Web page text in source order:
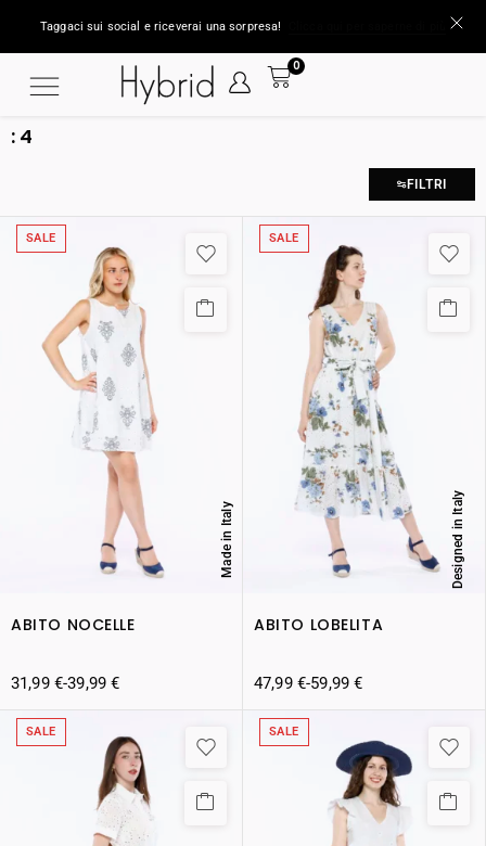
Taggaci sui social e riceverai una sorpresa!
0
: 4
FILTRI
SALE
ABITO NOCELLE
Made in Italy
31,99 €-39,99€
SALE
ABITO LOBELITA
Designed in Italy
47,99 €-59,99€
SALE SALE